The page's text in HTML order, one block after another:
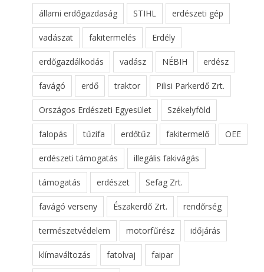
állami erdőgazdaság STIHL erdészeti gép
vadászat fakitermelés Erdély
erdőgazdálkodás vadász NÉBIH erdész
favágó erdő traktor Pilisi Parkerdő Zrt.
Országos Erdészeti Egyesület Székelyföld
falopás tűzifa erdőtűz fakitermelő OEE
erdészeti támogatás illegális fakivágás
támogatás erdészet Sefag Zrt.
favágó verseny Északerdő Zrt. rendőrség
természetvédelem motorfűrész időjárás
klímaváltozás fatolvaj faipar